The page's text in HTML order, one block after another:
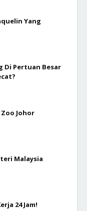
Yang
Di Pertuan Besar
Zoo Johor
Malaysia
24 Jam!